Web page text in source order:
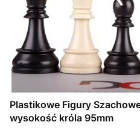
Plastikowe Figury
wysokość króla 95mm